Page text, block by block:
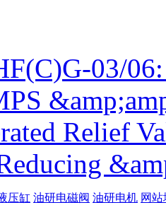
03/
Relief
压缸 油研电磁阀 油研电机 网